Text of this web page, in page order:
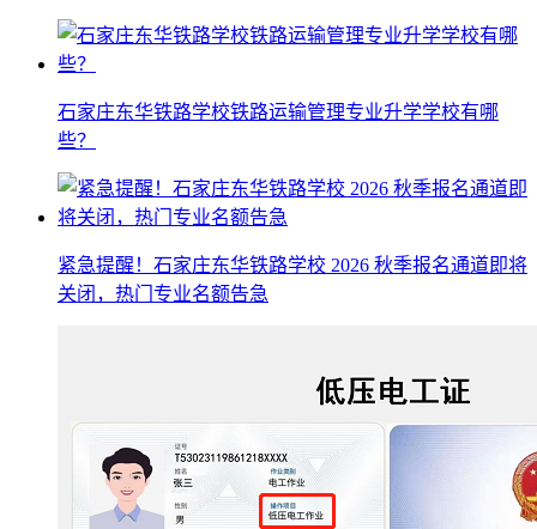
石家庄东华铁路学校铁路运输管理专业升学学校有哪
些？
紧急提醒！石家庄东华铁路学校 2026 秋季报名通道即将
关闭，热门专业名额告急